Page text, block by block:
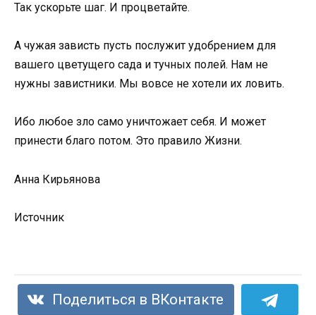
Так ускорьте шаг. И процветайте.
А чужая зависть пусть послужит удобрением для
вашего цветущего сада и тучных полей. Нам не
нужны завистники. Мы вовсе не хотели их ловить.
Ибо любое зло само уничтожает себя. И может
принести благо потом. Это правило Жизни.
Анна Кирьянова
Источник
Поделиться в ВКонтакте